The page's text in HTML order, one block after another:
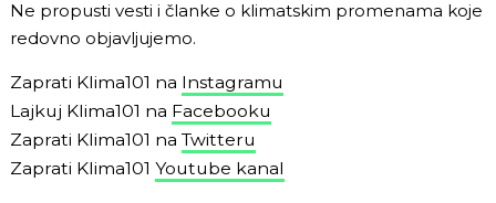
Ne propusti vesti i članke o klimatskim promenama koje
redovno objavljujemo.
Zaprati Klima101 na Instagramu
Lajkuj Klima101 na Facebooku
Zaprati Klima101 na Twitteru
Zaprati Klima101 Youtube kanal